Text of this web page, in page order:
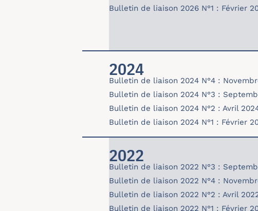
Bulletin de liaison 2026 N°1 : Février
bulletin26-01-fev.pdf
2024
Bulletin de liaison 2024 N°4 :
bulletin24-04_2.pdf
Bulletin de liaison 2024 N°3 :
bulletin24-03.pdf
Bulletin de liaison 2024 N°2 : Avril
bulletin24-02.pdf
Bulletin de liaison 2024 N°1 : Février
bulletin-24-01.pdf
2022
Bulletin de liaison 2022 N°3 :
bulletin-22-03.pdf
Bulletin de liaison 2022 N°4 :
bulletin-22-04.pdf
Bulletin de liaison 2022 N°2 : Avril
bulletin-22-02.pdf
Bulletin de liaison 2022 N°1 : Février
bulletin-22-01.pdf